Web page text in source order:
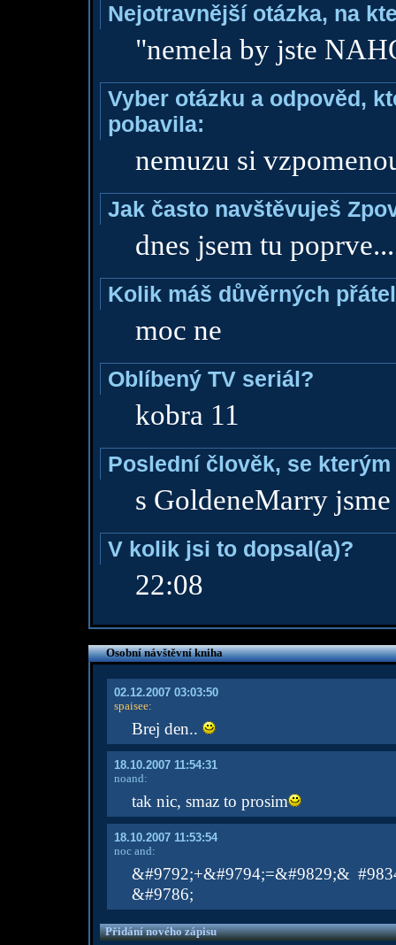
Nejotravnější otázka, na
"nemela by jste
Vyber otázku a odpověd,
pobavila:
nemuzu si
Jak často navštěvuješ
dnes jsem tu poprve...
Kolik máš důvěrných
moc ne
Oblíbený TV seriál?
kobra 11
Poslední člověk, se
s GoldeneMarry
V kolik jsi to dopsal(a)?
22:08
Osobní návštěvní kniha
02.12.2007 03:03:50
spaisee:
Brej den..
18.10.2007 11:54:31
noand:
tak nic, smaz to prosim
18.10.2007 11:53:54
noc and:
&#9792;+&#9794;=&#9829;&
&#9786;
Přidání nového zápisu